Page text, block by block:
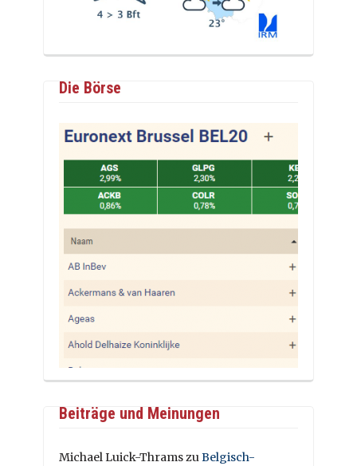
Die Börse
Beiträge und Meinungen
Michael Luick-ThramszuBelgisch-